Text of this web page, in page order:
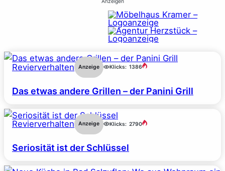
Revierverhalten Anzeige Klicks: 1386
Das etwas andere Grillen – der Panini Grill
Revierverhalten Anzeige Klicks: 2790
Seriosität ist der Schlüssel